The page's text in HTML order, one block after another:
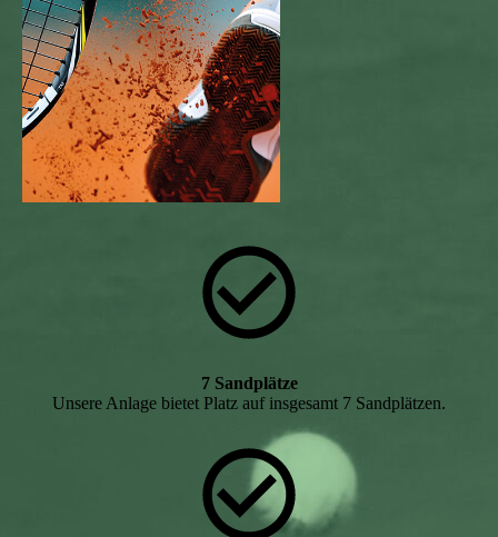
7 Sandplätze
Unsere Anlage bietet Platz auf insgesamt 7 Sandplätzen.